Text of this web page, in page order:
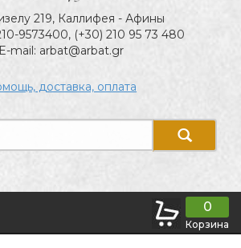
219, Каллифея - Афины
9573400, (+30) 210 95 73 480
E-mail: arbat@arbat.gr
доставка, оплата
0
Корзина